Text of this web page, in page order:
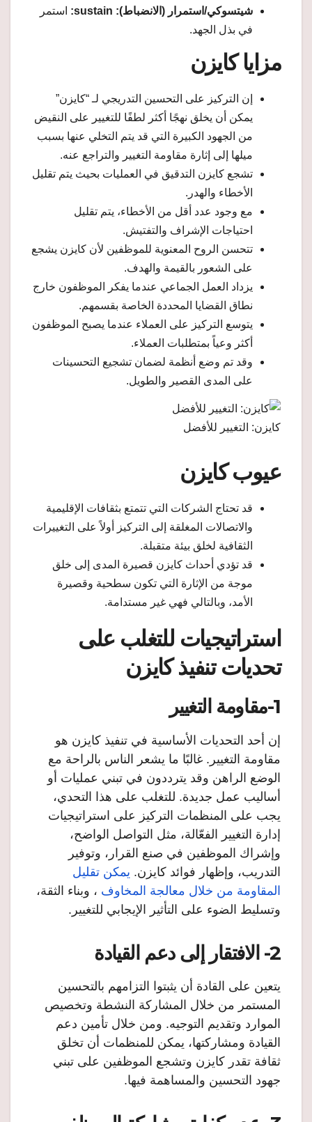
شيتسوكي/استمرار (الانضباط): sustain:
استمر
في بذل الجهد.
مزايا كايزن
إن التركيز على التحسين التدريجي لـ “كايزن”
يمكن أن يخلق نهجًا أكثر لطفًا للتغيير على النقيض
من الجهود الكبيرة التي قد يتم التخلي عنها بسبب
ميلها إلى إثارة مقاومة التغيير والتراجع عنه.
تشجع كايزن التدقيق في العمليات بحيث يتم تقليل
الأخطاء والهدر.
مع وجود عدد أقل من الأخطاء، يتم تقليل
احتياجات الإشراف والتفتيش.
تتحسن الروح المعنوية للموظفين لأن كايزن يشجع
على الشعور بالقيمة والهدف.
يزداد العمل الجماعي عندما يفكر الموظفون خارج
نطاق القضايا المحددة الخاصة بقسمهم.
يتوسع التركيز على العملاء عندما يصبح الموظفون
أكثر وعياً بمتطلبات العملاء.
وقد تم وضع أنظمة لضمان تشجيع التحسينات
على المدى القصير والطويل.
كايزن: التغيير للأفضل
عيوب كايزن
قد تحتاج الشركات التي تتمتع بثقافات الإقليمية
والاتصالات المغلقة إلى التركيز أولاً على التغييرات
الثقافية لخلق بيئة متقبلة.
قد تؤدي أحداث كايزن قصيرة المدى إلى خلق
موجة من الإثارة التي تكون سطحية وقصيرة
الأمد، وبالتالي فهي غير مستدامة.
استراتيجيات للتغلب على
تحديات تنفيذ كايزن
1-مقاومة التغيير
إن أحد التحديات الأساسية في تنفيذ كايزن هو
مقاومة التغيير. غالبًا ما يشعر الناس بالراحة مع
الوضع الراهن وقد يترددون في تبني عمليات أو
أساليب عمل جديدة. للتغلب على هذا التحدي،
يجب على المنظمات التركيز على استراتيجيات
إدارة التغيير الفعّالة، مثل التواصل الواضح،
وإشراك الموظفين في صنع القرار، وتوفير
التدريب، وإظهار فوائد كايزن. يمكن تقليل
المقاومة من خلال معالجة المخاوف ، وبناء الثقة،
وتسليط الضوء على التأثير الإيجابي للتغيير.
2- الافتقار إلى دعم القيادة
يتعين على القادة أن يثبتوا التزامهم بالتحسين
المستمر من خلال المشاركة النشطة وتخصيص
الموارد وتقديم التوجيه. ومن خلال تأمين دعم
القيادة ومشاركتها، يمكن للمنظمات أن تخلق
ثقافة تقدر كايزن وتشجع الموظفين على تبني
جهود التحسين والمساهمة فيها.